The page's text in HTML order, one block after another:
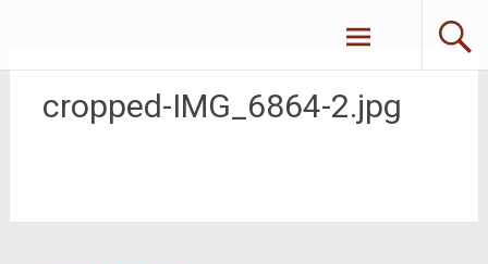
springen
cropped-IMG_6864-2.jpg